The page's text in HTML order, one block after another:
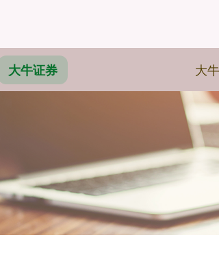
大牛证券 大